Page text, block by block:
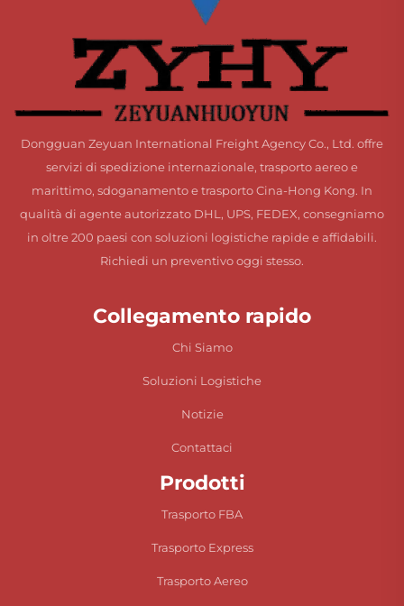
Dongguan Zeyuan International Freight Agency Co., Ltd. offre
servizi di spedizione internazionale, trasporto aereo e
marittimo, sdoganamento e trasporto Cina-Hong Kong. In
qualità di agente autorizzato DHL, UPS, FEDEX, consegniamo
in oltre 200 paesi con soluzioni logistiche rapide e affidabili.
Richiedi un preventivo oggi stesso.
Collegamento rapido
Chi Siamo
Soluzioni Logistiche
Notizie
Contattaci
Prodotti
Trasporto FBA
Trasporto Express
Trasporto Aereo